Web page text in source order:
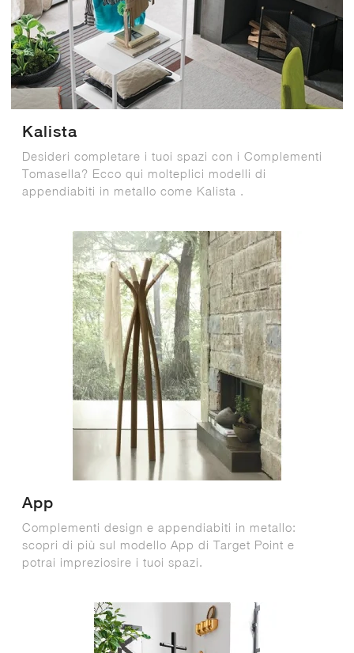
Kalista
Desideri completare i tuoi spazi con i Complementi
Tomasella? Ecco qui molteplici modelli di
appendiabiti in metallo come Kalista .
App
Complementi design e appendiabiti in metallo:
scopri di più sul modello App di Target Point e
potrai impreziosire i tuoi spazi.